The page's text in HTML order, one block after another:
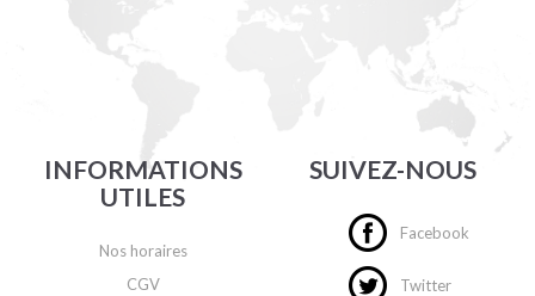
INFORMATIONS
UTILES
Nos horaires
CGV
SUIVEZ-NOUS
Facebook
Twitter